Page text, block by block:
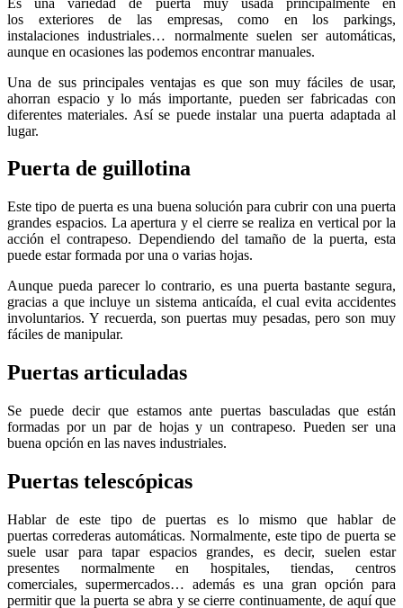
los exteriores de las empresas, como en los parkings,
instalaciones industriales… normalmente suelen ser automáticas,
aunque en ocasiones las podemos encontrar manuales.
Una de sus principales ventajas es que son muy fáciles de usar,
ahorran espacio y lo más importante, pueden ser fabricadas con
diferentes materiales. Así se puede instalar una puerta adaptada al
lugar.
Puerta de guillotina
Este tipo de puerta es una buena solución para cubrir con una puerta
grandes espacios. La apertura y el cierre se realiza en vertical por la
acción el contrapeso. Dependiendo del tamaño de la puerta, esta
puede estar formada por una o varias hojas.
Aunque pueda parecer lo contrario, es una puerta bastante segura,
gracias a que incluye un sistema anticaída, el cual evita accidentes
involuntarios. Y recuerda, son puertas muy pesadas, pero son muy
fáciles de manipular.
Puertas articuladas
Se puede decir que estamos ante puertas basculadas que están
formadas por un par de hojas y un contrapeso. Pueden ser una
buena opción en las naves industriales.
Puertas telescópicas
Hablar de este tipo de puertas es lo mismo que hablar de
puertas correderas automáticas. Normalmente, este tipo de puerta se
suele usar para tapar espacios grandes, es decir, suelen estar
presentes normalmente en hospitales, tiendas, centros
comerciales, supermercados… además es una gran opción para
permitir que la puerta se abra y se cierre continuamente, de aquí que